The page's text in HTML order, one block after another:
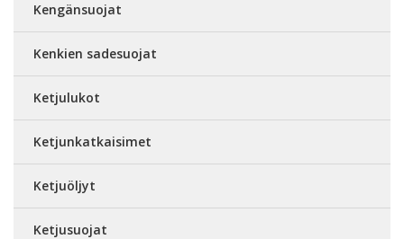
Kengänsuojat
Kenkien sadesuojat
Ketjulukot
Ketjunkatkaisimet
Ketjuöljyt
Ketjusuojat